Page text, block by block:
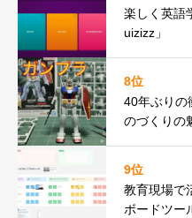
楽しく英語
uizizz」
8位
40年ぶりの
のづくりの
9位
教育現場で
ボードツー